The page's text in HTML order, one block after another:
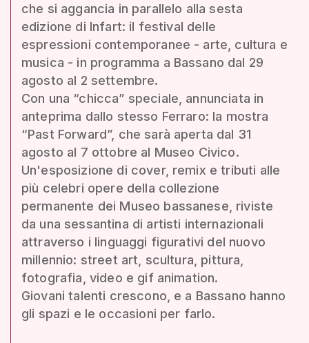
che si aggancia in parallelo alla sesta
edizione di Infart: il festival delle
espressioni contemporanee - arte, cultura e
musica - in programma a Bassano dal 29
agosto al 2 settembre.
Con una “chicca” speciale, annunciata in
anteprima dallo stesso Ferraro: la mostra
“Past Forward”, che sarà aperta dal 31
agosto al 7 ottobre al Museo Civico.
Un'esposizione di cover, remix e tributi alle
più celebri opere della collezione
permanente dei Museo bassanese, riviste
da una sessantina di artisti internazionali
attraverso i linguaggi figurativi del nuovo
millennio: street art, scultura, pittura,
fotografia, video e gif animation.
Giovani talenti crescono, e a Bassano hanno
gli spazi e le occasioni per farlo.